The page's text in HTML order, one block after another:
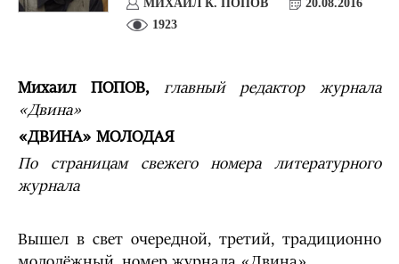
МИХАИЛ К. ПОПОВ
20.08.2016
1923
Михаил ПОПОВ,
главный редактор журнала
«Двина»
«ДВИНА» МОЛОДАЯ
По страницам свежего номера литературного
журнала
Вышел в свет очередной, третий, традиционно